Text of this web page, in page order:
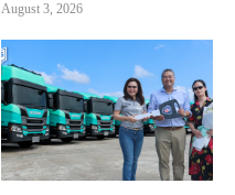
August 3, 2026